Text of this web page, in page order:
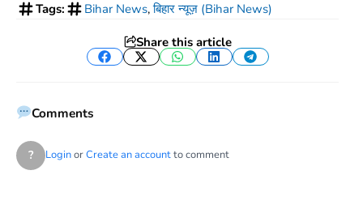
Tags: Bihar News,बिहार न्यूज़ (Bihar News)
Share this article
Facebook
TwitterWhatsApp
LinkedInTelegram
Comments
? LoginorCreate an accountto comment